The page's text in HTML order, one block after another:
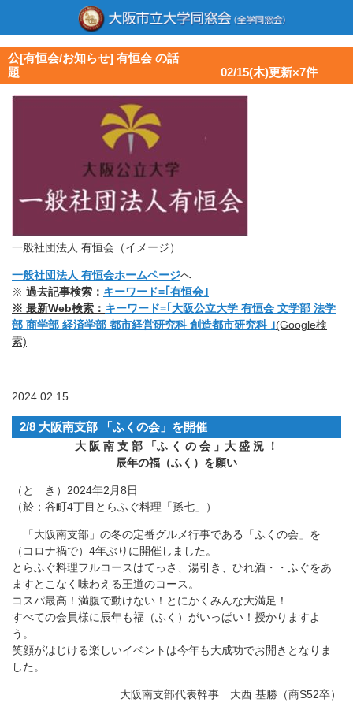
公[有恒会/お知らせ] 有恒会 の話
題 02/15(木)更新×7件
一般社団法人 有恒会（イメージ）
一般社団法人 有恒会ホームページへ
※ 過去記事検索： キーワード=｢有恒会｣
※ 最新Web検索： キーワード=｢大阪公立大学 有恒会 文学部 法学
部 商学部 経済学部 都市経営研究科 創造都市研究科 ｣(Google検
索)
2024.02.15
2/8 大阪南支部 「ふくの会」を開催
大 阪 南 支 部 「ふ く の 会 」大 盛 況 ！
辰年の福（ふく）を願い
（と き）2024年2月8日
（於：谷町4丁目とらふぐ料理「孫七」）
「大阪南支部」の冬の定番グルメ行事である「ふくの会」を
（コロナ禍で）4年ぶりに開催しました。
とらふぐ料理フルコースはてっさ、湯引き、ひれ酒・・ふぐをあ
ますとこなく味わえる王道のコース。
コスパ最高！満腹で動けない！とにかくみんな大満足！
すべての会員様に辰年も福（ふく）がいっぱい！授かりますよ
う。
笑顔がはじける楽しいイベントは今年も大成功でお開きとなりま
した。
大阪南支部代表幹事 大西 基勝（商S52卒）